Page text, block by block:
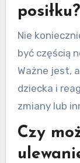
posiłku?
Nie
być częścią
Ważne jest,
dziecka i
zmiany lub
Czy